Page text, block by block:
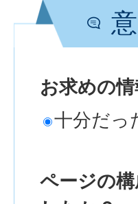
お求めの
十分だっ
ページの